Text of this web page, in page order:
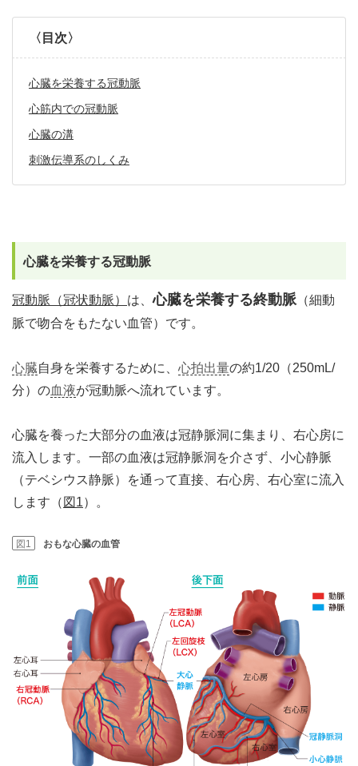
〈目次〉
心臓を栄養する冠動脈
心筋内での冠動脈
心臓の溝
刺激伝導系のしくみ
心臓を栄養する冠動脈
冠動脈（冠状動脈） は、心臓を栄養する終動脈 （細動
脈で吻合をもたない血管）です。
心臓自身を栄養するために、 心拍出量の約1/20（250mL/
分）の血液が冠動脈へ流れています。
心臓を養った大部分の血液は冠静脈洞に集まり、右心房に
流入します。一部の血液は冠静脈洞を介さず、小心静脈
（テベシウス静脈）を通って直接、右心房、右心室に流入
します（ 図1）。
図1 おもな心臓の血管